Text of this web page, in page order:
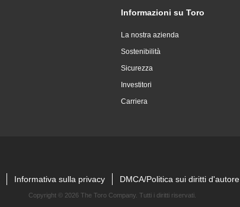
Informazioni su Toro
La nostra azienda
Sostenibilità
Sicurezza
Investitori
Carriera
Informativa sulla privacy DMCA/Politica sui diritti d'autore
Copyright © 2026 The Toro Company. Tutti i diritti riservati.